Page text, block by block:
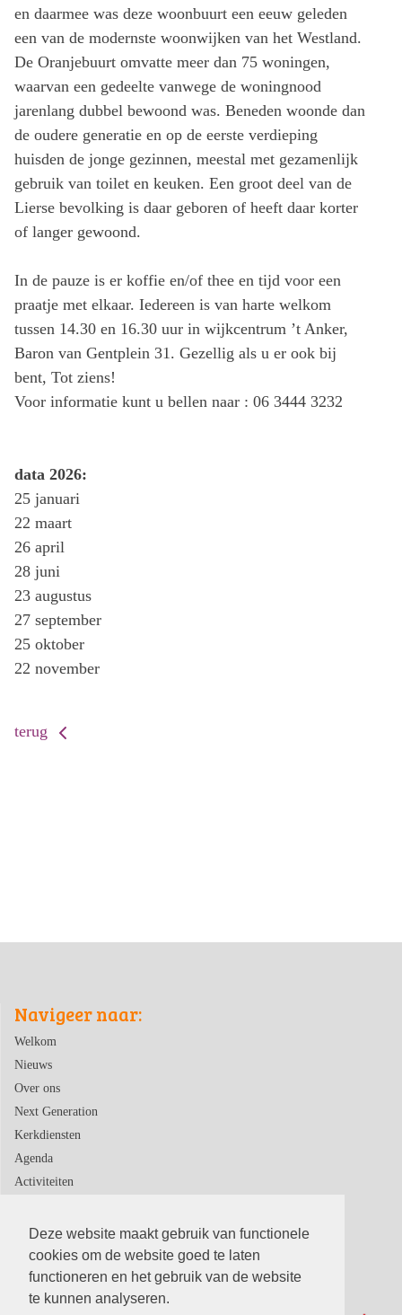
Deze website maakt gebruik van functionele
cookies om de website goed te laten
functioneren en het gebruik van de website
te kunnen analyseren.
en daarmee was deze woonbuurt een eeuw geleden
een van de modernste woonwijken van het Westland.
De Oranjebuurt omvatte meer dan 75 woningen,
waarvan een gedeelte vanwege de woningnood
jarenlang dubbel bewoond was. Beneden woonde dan
de oudere generatie en op de eerste verdieping
huisden de jonge gezinnen, meestal met gezamenlijk
gebruik van toilet en keuken. Een groot deel van de
Lierse bevolking is daar geboren of heeft daar korter
of langer gewoond.
In de pauze is er koffie en/of thee en tijd voor een
praatje met elkaar. Iedereen is van harte welkom
tussen 14.30 en 16.30 uur in wijkcentrum ’t Anker,
Baron van Gentplein 31. Gezellig als u er ook bij
bent, Tot ziens!
Voor informatie kunt u bellen naar : 06 3444 3232
data 2026:
25 januari
22 maart
26 april
28 juni
23 augustus
27 september
25 oktober
22 november
terug
Navigeer naar:
Welkom
Nieuws
Over ons
Next Generation
Kerkdiensten
Agenda
Activiteiten